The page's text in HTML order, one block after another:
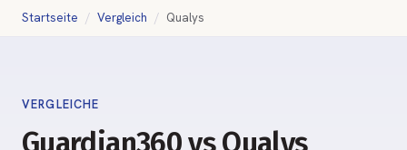
Startseite Vergleich Qualys
VERGLEICHE
Guardian360 vs Qualys